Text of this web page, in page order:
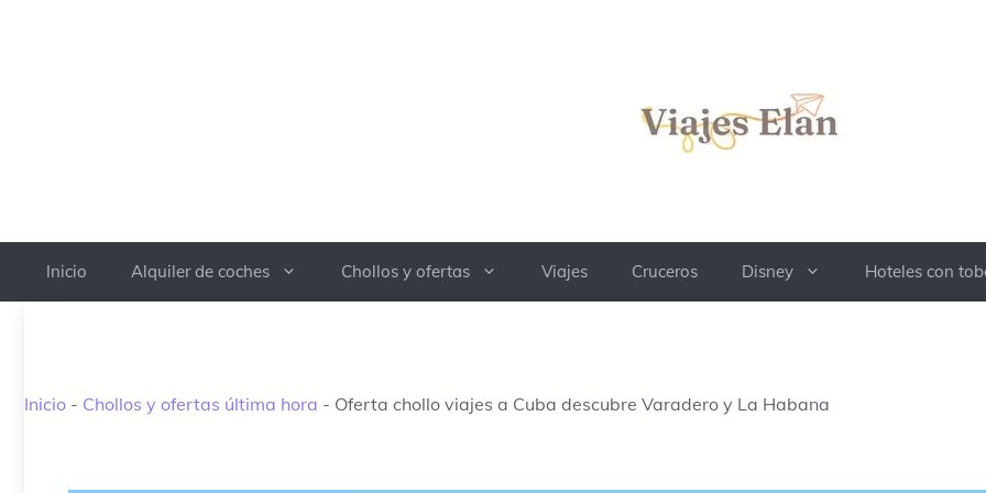
Inicio Alquiler de coches Chollos y ofertas Viajes Cruceros Disney Hoteles con
Inicio - Chollos y ofertas última hora - Oferta chollo viajes a Cuba descubre Varadero y La Habana